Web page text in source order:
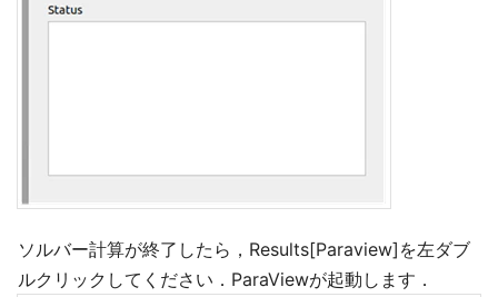
ソルバー計算が終了したら，Results[Paraview]を左ダブ
ルクリックしてください．ParaViewが起動します．